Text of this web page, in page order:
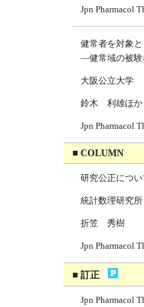
Jpn Pharmacol
健常者を対象
—健常域の被験
大阪公立大学
鈴木 利雄ほか
Jpn Pharmacol
■ COLUMN
研究公正につい
統計数理研究所
折笠 秀樹
Jpn Pharmacol
■ 訂正
Jpn Pharmacol